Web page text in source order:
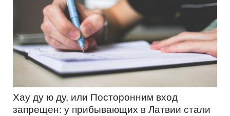
Хау ду ю ду, или Посторонним вход
запрещен: у прибывающих в Латвии стали